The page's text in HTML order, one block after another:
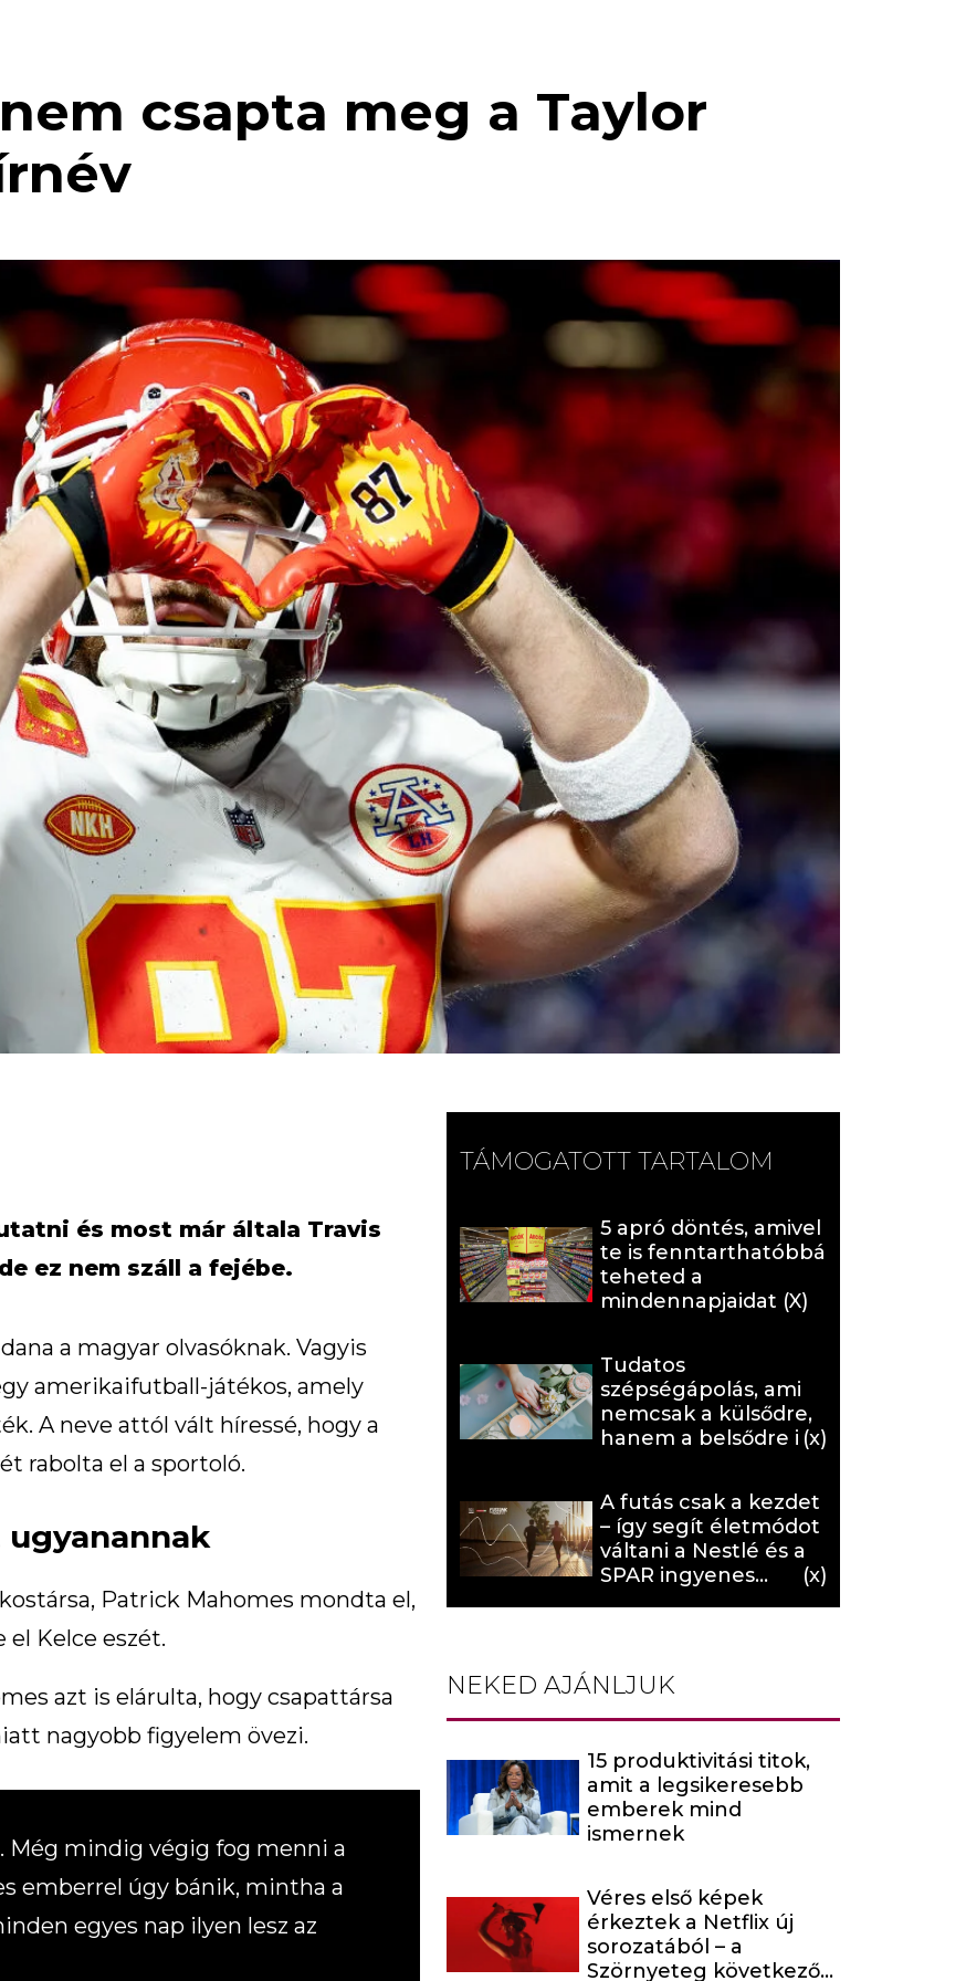
csapta meg a Taylor
és most már általa Travis
ez nem száll a fejébe.
a magyar olvasóknak. Vagyis
amerikaifutball-játékos, amely
A neve attól vált híressé, hogy a
rabolta el a sportoló.
ugyanannak
Patrick Mahomes mondta el,
Kelce eszét.
azt is elárulta, hogy csapattársa
nagyobb figyelem övezi.
Még mindig végig fog menni a
emberrel úgy bánik, mintha a
egyes nap ilyen lesz az
TÁMOGATOTT TARTALOM
5 apró döntés, amivel
te is fenntarthatóbbá
teheted a
mindennapjaidat (X)
Tudatos
szépségápolás, ami
nemcsak a külsődre,
hanem a belsődre is
A futás csak a kezdet
– így segít életmódot
váltani a Nestlé és a
SPAR ingyenes
NEKED AJÁNLJUK
15 produktivitási titok,
amit a legsikeresebb
emberek mind
ismernek
Véres első képek
érkeztek a Netflix új
sorozatából – a
Szörnyeteg következő